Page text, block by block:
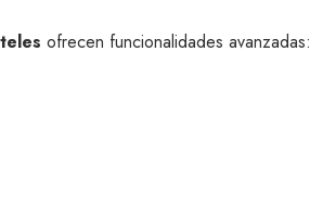
ofrecen funcionalidades avanzadas: